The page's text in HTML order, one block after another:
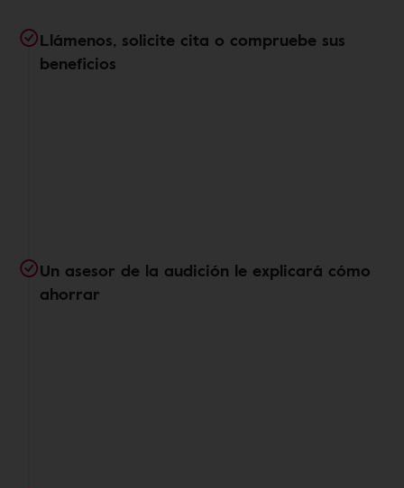
Llámenos, solicite cita o compruebe sus
beneficios
Un asesor de la audición le explicará cómo
ahorrar